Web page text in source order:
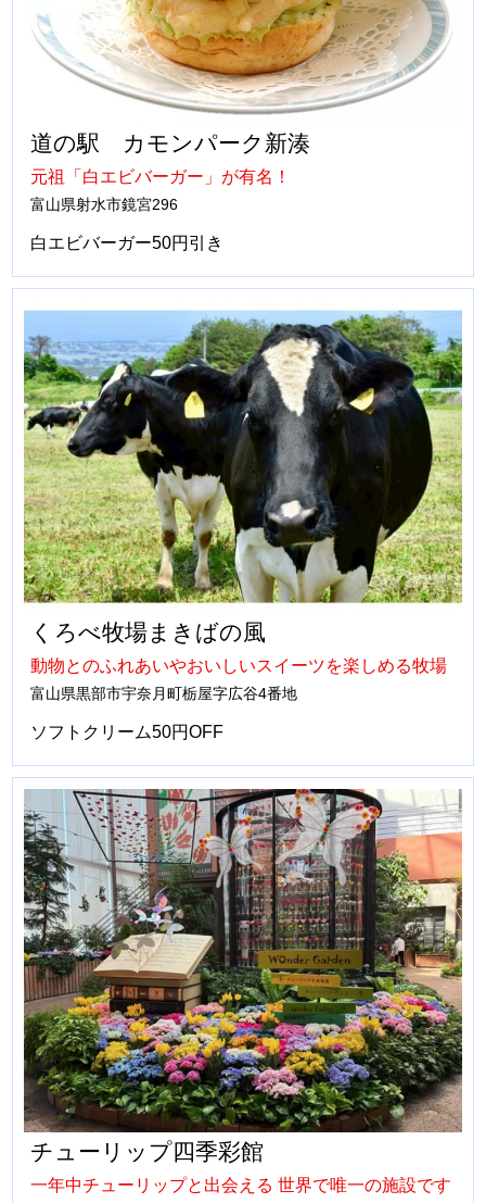
道の駅 カモンパーク新湊
元祖「白エビバーガー」が有名！
富山県射水市鏡宮296
白エビバーガー50円引き
くろべ牧場まきばの風
動物とのふれあいやおいしいスイーツを楽しめる牧場
富山県黒部市宇奈月町栃屋字広谷4番地
ソフトクリーム50円OFF
チューリップ四季彩館
一年中チューリップと出会える 世界で唯一の施設です